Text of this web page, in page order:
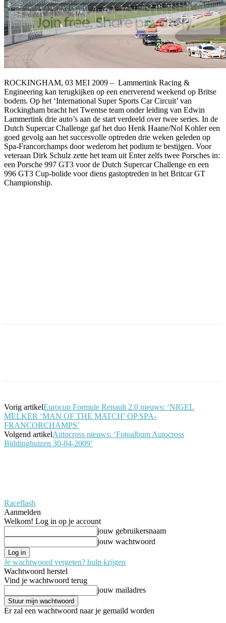
ROCKINGHAM, 03 MEI 2009 – Lammertink Racing &
Engineering kan terugkijken op een enerverend weekend op Britse
bodem. Op het ‘International Super Sports Car Circuit’ van
Rockingham bracht het Twentse team onder leiding van Edwin
Lammertink drie auto’s aan de start verdeeld over twee series. In de
Dutch Supercar Challenge gaf het duo Henk Haane/Nol Kohler een
goed gevolg aan het succesvolle optreden drie weken geleden op
Spa-Francorchamps door wederom het podium te bestijgen. Voor
veteraan Dirk Schulz zette het team uit Enter zelfs twee Porsches in:
een Porsche 997 GT3 voor de Dutch Supercar Challenge en een
996 GT3 Cup-bolide voor diens gastoptreden in het Britcar GT
Championship.
Vorig artikelEurocup Formule Renault 2.0 nieuws: ‘NIGEL
MELKER ‘MAN OF THE MATCH’ OP SPA-
FRANCORCHAMPS’
Volgend artikelAutocross nieuws: ‘Fotoalbum Autocross
Biddinghuizen 30-04-2009’
Raceflash
Aanmelden
Welkom! Log in op je account
jouw gebruikersnaam
jouw wachtwoord
Je wachtwoord vergeten? hulp krijgen
Wachtwoord herstel
Vind je wachtwoord terug
jouw mailadres
Er zal een wachtwoord naar je gemaild worden